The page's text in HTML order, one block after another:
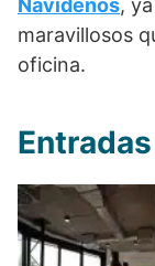
Navideños,
maravillosos
oficina.